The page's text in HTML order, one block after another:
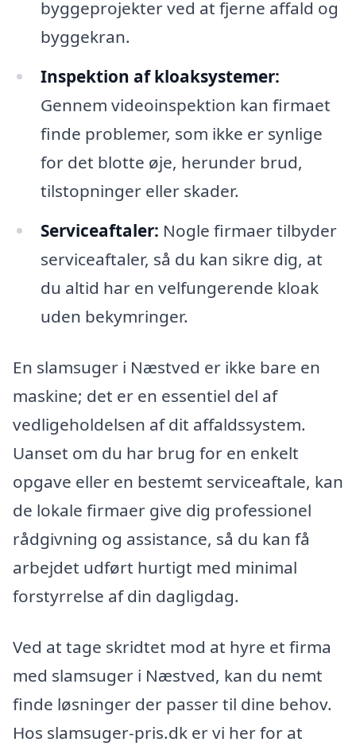
byggeprojekter ved at fjerne affald og
byggekran.
Inspektion af kloaksystemer:
Gennem videoinspektion kan firmaet
finde problemer, som ikke er synlige
for det blotte øje, herunder brud,
tilstopninger eller skader.
Serviceaftaler: Nogle firmaer tilbyder
serviceaftaler, så du kan sikre dig, at
du altid har en velfungerende kloak
uden bekymringer.
En slamsuger i Næstved er ikke bare en
maskine; det er en essentiel del af
vedligeholdelsen af dit affaldssystem.
Uanset om du har brug for en enkelt
opgave eller en bestemt serviceaftale, kan
de lokale firmaer give dig professionel
rådgivning og assistance, så du kan få
arbejdet udført hurtigt med minimal
forstyrrelse af din dagligdag.
Ved at tage skridtet mod at hyre et firma
med slamsuger i Næstved, kan du nemt
finde løsninger der passer til dine behov.
Hos slamsuger-pris.dk er vi her for at